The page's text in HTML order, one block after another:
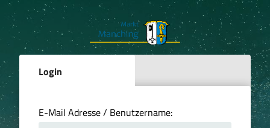
Login
E-Mail Adresse / Benutzername: